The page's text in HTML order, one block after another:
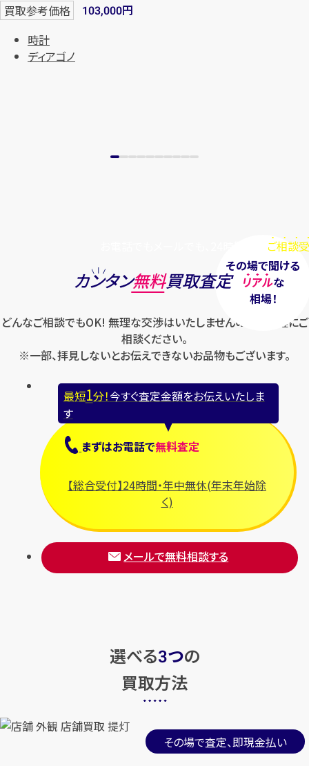
買取参考価格 103,000円
時計
ディアゴノ
ご相談
その場で聞ける
リアルな
相場！
カンタン無料買取査定
どんなご相談でもOK! 無理な交渉はいたしませんのでお気軽にご
相談ください。
※一部、拝見しないとお伝えできないお品物もございます。
最短1分！今すぐ査定金額をお伝えいたしま
す
まずはお電話で無料査定
【総合受付】24時間・年中無休(年末年始除
く)
メールで無料相談する
選べる3つの
買取方法
その場で査定、即現金払い